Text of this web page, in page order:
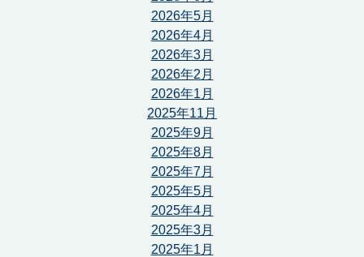
2026年5月
2026年4月
2026年3月
2026年2月
2026年1月
2025年11月
2025年9月
2025年8月
2025年7月
2025年5月
2025年4月
2025年3月
2025年1月